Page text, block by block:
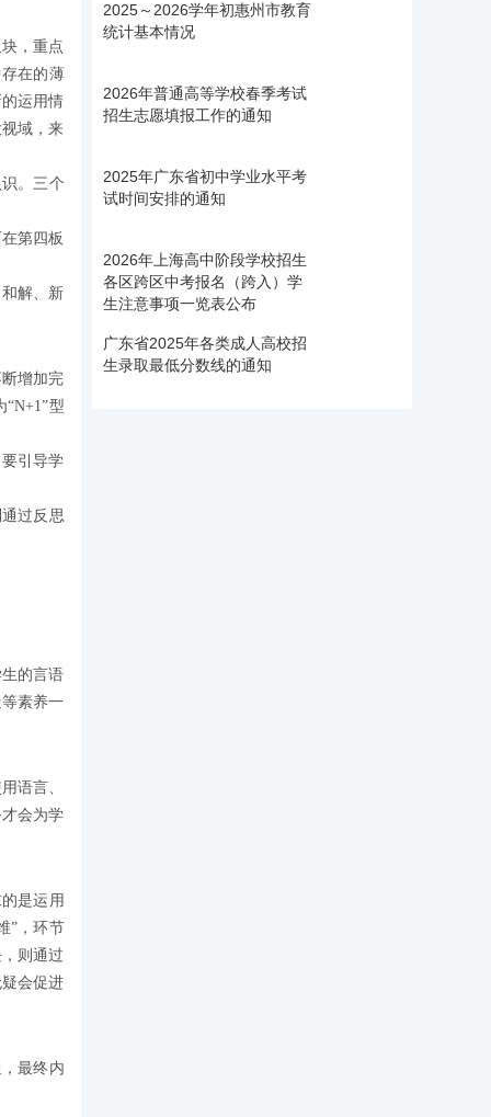
，重点
在的薄
运用情
域，来
。三个
第四板
解、新
增加完
型
引导学
过反思
的言语
素养一
语言、
会为学
是运用
”，环节
则通过
会促进
最终内
2025～2026学年初惠州市教育
统计基本情况
2026年普通高等学校春季考试
招生志愿填报工作的通知
2025年广东省初中学业水平考
试时间安排的通知
2026年上海高中阶段学校招生
各区跨区中考报名（跨入）学
生注意事项一览表公布
广东省2025年各类成人高校招
生录取最低分数线的通知